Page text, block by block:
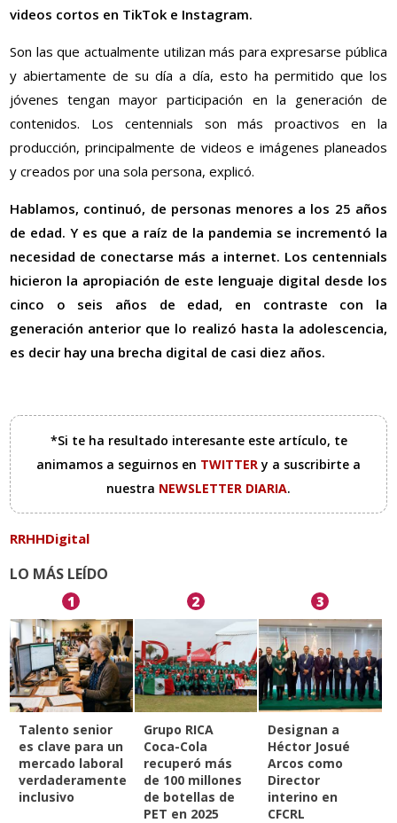
videos cortos en TikTok e Instagram.
Son las que actualmente utilizan más para expresarse pública
y abiertamente de su día a día, esto ha permitido que los
jóvenes tengan mayor participación en la generación de
contenidos. Los centennials son más proactivos en la
producción, principalmente de videos e imágenes planeados
y creados por una sola persona, explicó.
Hablamos, continuó, de personas menores a los 25 años
de edad. Y es que a raíz de la pandemia se incrementó la
necesidad de conectarse más a internet. Los centennials
hicieron la apropiación de este lenguaje digital desde los
cinco o seis años de edad, en contraste con la
generación anterior que lo realizó hasta la adolescencia,
es decir hay una brecha digital de casi diez años.
*Si te ha resultado interesante este artículo, te
animamos a seguirnos en TWITTERy a suscribirte a
nuestra NEWSLETTER DIARIA.
RRHHDigital
LO MÁS LEÍDO
1
Talento senior
es clave para un
mercado laboral
verdaderamente
inclusivo
2
Grupo RICA
Coca-Cola
recuperó más
de 100 millones
de botellas de
PET en 2025
3
Designan a
Héctor Josué
Arcos como
Director
interino en
CFCRL